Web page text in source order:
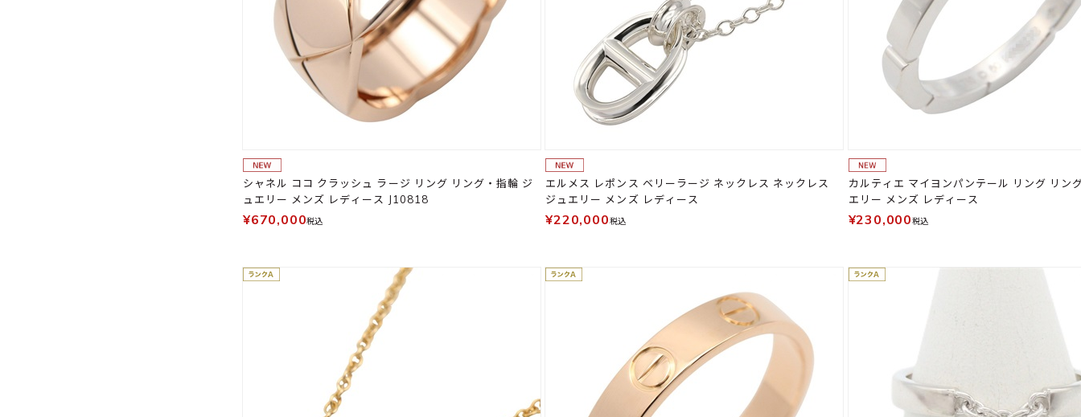
シャネル ココ クラッシュ ラージ リング リング・指輪 ジ
ュエリー メンズ レディース J10818
¥670,000税込
エルメス レポンス ベリーラージ ネックレス ネックレス
ジュエリー メンズ レディース
¥220,000税込
カルティエ マイヨンパンテール リング リン
エリー メンズ レディース
¥230,000税込